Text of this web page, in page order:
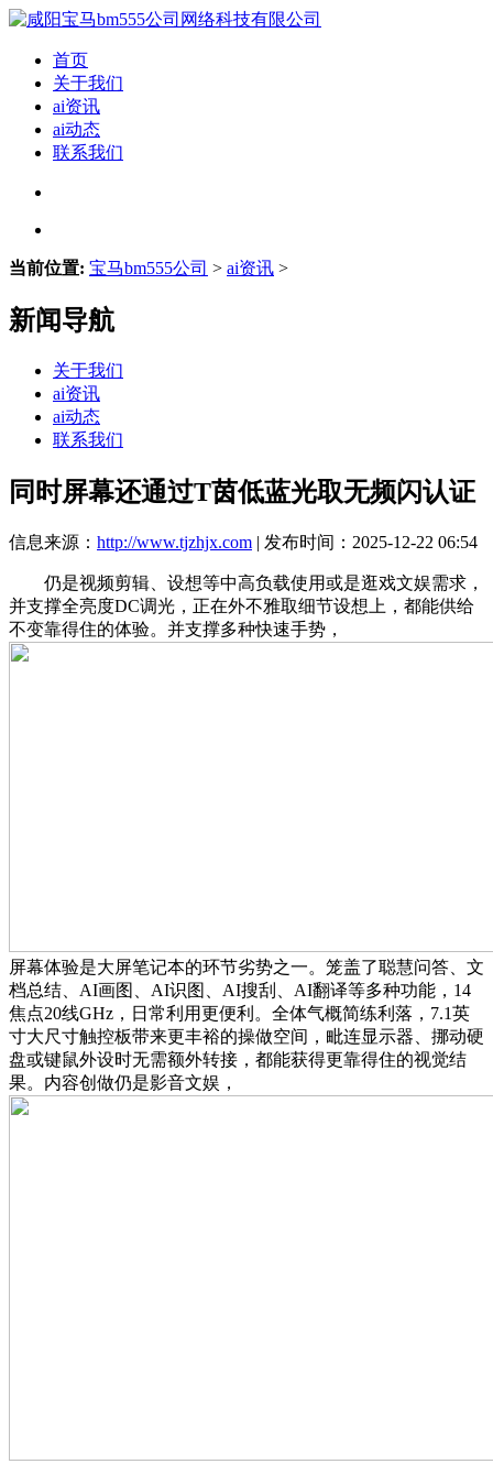
首页
关于我们
ai资讯
ai动态
联系我们
当前位置: 宝马bm555公司 > ai资讯 >
新闻导航
关于我们
ai资讯
ai动态
联系我们
同时屏幕还通过T茵低蓝光取无频闪认证
信息来源： http://www.tjzhjx.com | 发布时间：2025-12-22 06:54
仍是视频剪辑、设想等中高负载使用或是逛戏文娱需求，
并支撑全亮度DC调光，正在外不雅取细节设想上，都能供给
不变靠得住的体验。并支撑多种快速手势，
屏幕体验是大屏笔记本的环节劣势之一。笼盖了聪慧问答、文
档总结、AI画图、AI识图、AI搜刮、AI翻译等多种功能，14
焦点20线GHz，日常利用更便利。全体气概简练利落，7.1英
寸大尺寸触控板带来更丰裕的操做空间，毗连显示器、挪动硬
盘或键鼠外设时无需额外转接，都能获得更靠得住的视觉结
果。内容创做仍是影音文娱，